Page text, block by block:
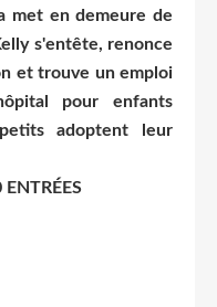
met en demeure de
s'entête, renonce
et trouve un emploi
pour enfants
adoptent leur